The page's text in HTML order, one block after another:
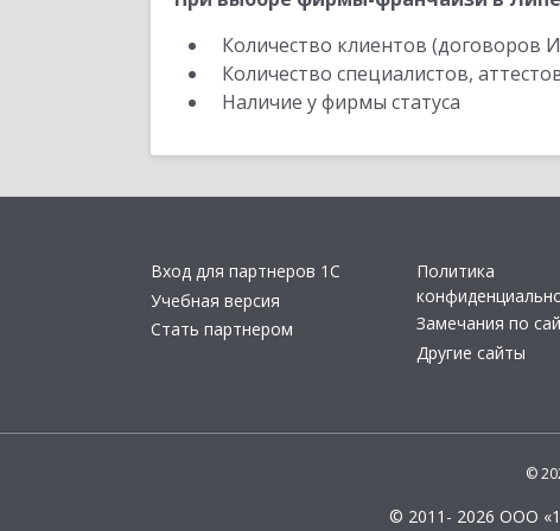
Количество клиентов (договоров
Количество специалистов,
Наличие у фирмы статуса
Вход для партнеров 1С
Учебная версия
Стать партнером
Политика
Замечания по
Другие сайты
©
© 2011- 2026 ООО